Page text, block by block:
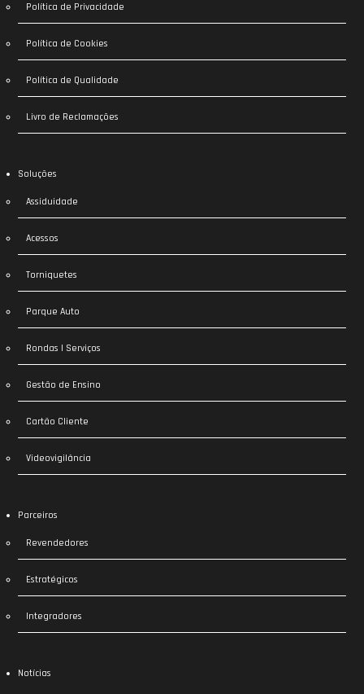
Política de Privacidade
Política de Cookies
Política de Qualidade
Livro de Reclamações
Soluções
Assiduidade
Acessos
Torniquetes
Parque Auto
Rondas | Serviços
Gestão de Ensino
Cartão Cliente
Videovigilância
Parceiros
Revendedores
Estratégicos
Integradores
Notícias